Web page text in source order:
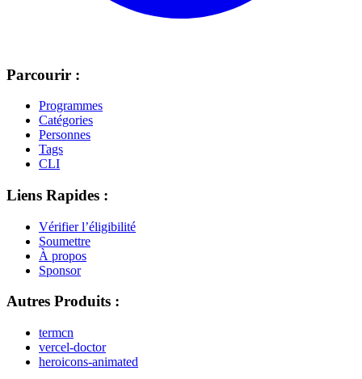
Parcourir :
Programmes
Catégories
Personnes
Tags
CLI
Liens Rapides :
Vérifier l’éligibilité
Soumettre
À propos
Sponsor
Autres Produits :
termcn
vercel-doctor
heroicons-animated